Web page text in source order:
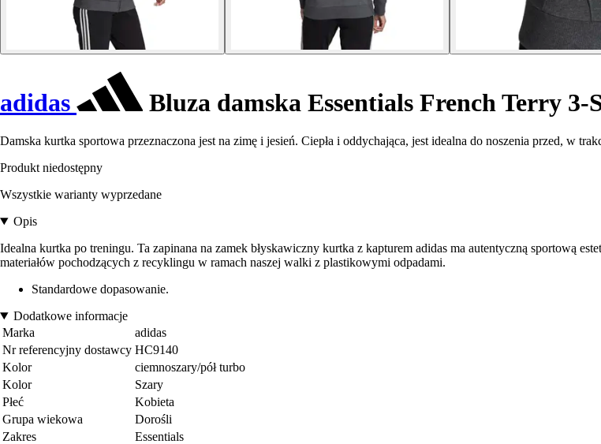
adidas Bluza damska Essentials French Terry
Damska kurtka sportowa przeznaczona jest na zimę i jesień. Ciepła i oddychająca, jest idealna do noszenia przed, w
Produkt niedostępny
Wszystkie warianty wyprzedane
Opis
Idealna kurtka po treningu. Ta zapinana na zamek błyskawiczny kurtka z kapturem adidas ma autentyczną sportową
materiałów pochodzących z recyklingu w ramach naszej walki z plastikowymi odpadami.
Standardowe dopasowanie.
Dodatkowe informacje
Marka
adidas
Nr referencyjny dostawcy HC9140
Kolor
ciemnoszary/pół turbo
Kolor
Szary
Płeć
Kobieta
Grupa wiekowa
Dorośli
Zakres
Essentials